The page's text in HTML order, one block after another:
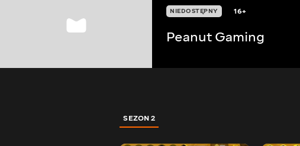
NIEDOSTĘPNY 16+
Peanut Gaming
SEZON 2